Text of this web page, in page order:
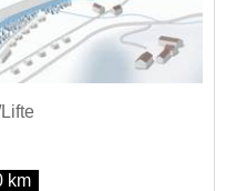
km